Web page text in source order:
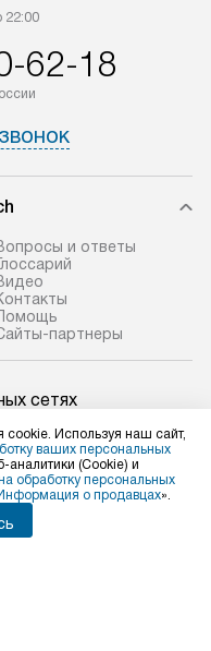
22:00
62-18
и ответы
партнеры
сетях
лиц
лиц
cookie. Используя наш сайт,
ваших персональных
(Cookie) и
обработку персональных
о продавцах».